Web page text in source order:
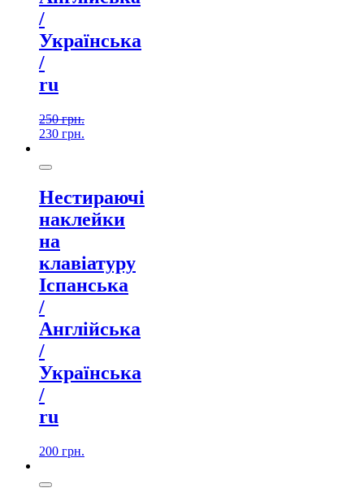
/
Українська
/
ru
250грн.
230 грн.
Нестираючі
наклейки
на
клавіатуру
Іспанська
/
Англійська
/
Українська
/
ru
200 грн.